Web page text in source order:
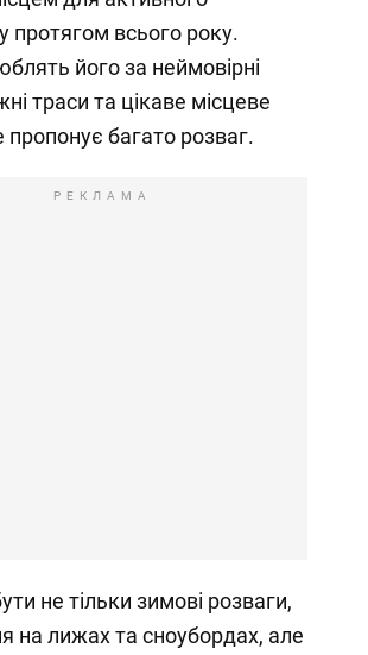
протягом всього року.
його за неймовірні
траси та цікаве місцеве
пропонує багато розваг.
РЕКЛАМА
не тільки зимові розваги,
на лижах та сноубордах, але